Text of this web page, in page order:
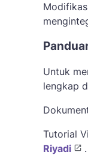
Untuk
lengkap
Tutorial
Riyadi
.